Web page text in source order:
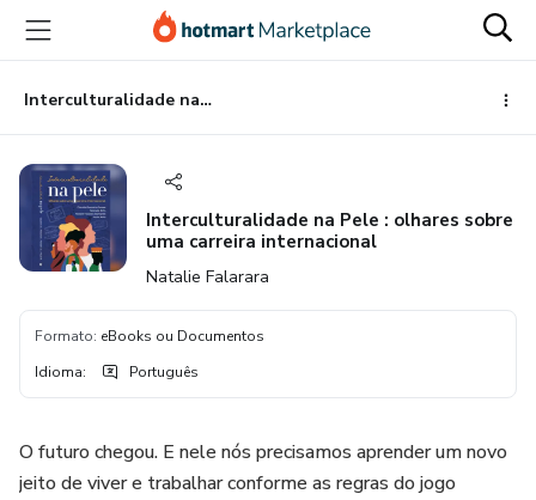
para
conteúdo
principal
para
pagamento
para
rodapé
Interculturalidade na Pele : olhares sobre uma carreira internacional
Interculturalidade na Pele : olhares sobre
uma carreira internacional
Natalie Falarara
Formato: eBooks ou Documentos
Idioma: Português
O futuro chegou. E nele nós precisamos aprender um novo
jeito de viver e trabalhar conforme as regras do jogo